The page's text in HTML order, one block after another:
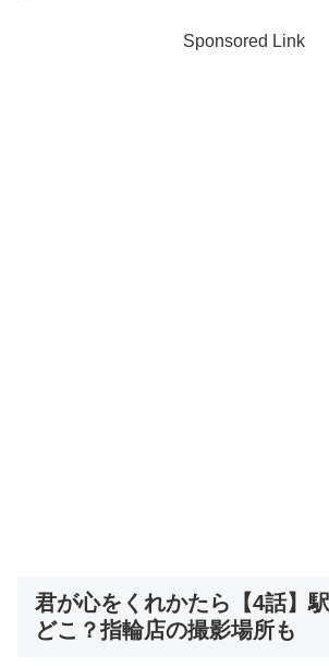
Sponsored Link
君が心をくれかたら【4話】
どこ？指輪店の撮影場所も